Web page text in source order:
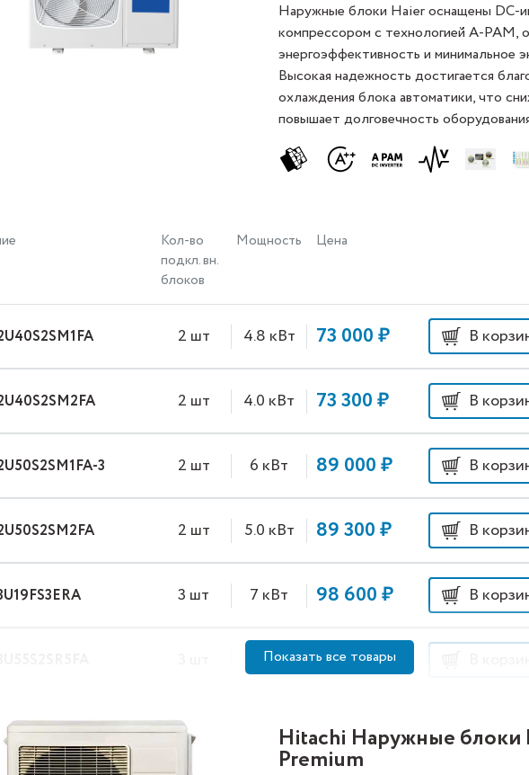
Наружные блоки Haier оснащены DC-
компрессором с технологией A-PAM,
энергоэффективность и минимальное
Высокая надежность достигается
охлаждения блока автоматики, что
повышает долговечность
Кол-во
подкл. вн.
блоков
Мощность Цена
2 шт 4.8 кВт 73 000 ₽ В
2 шт 4.0 кВт 73 300 ₽ В
3 2 шт 6 кВт 89 000 ₽ В
2 шт 5.0 кВт 89 300 ₽ В
3 шт 7 кВт 98 600 ₽ В
7 кВт 130 100 ₽
Показать все товары
Hitachi Наружные блоки
Premium